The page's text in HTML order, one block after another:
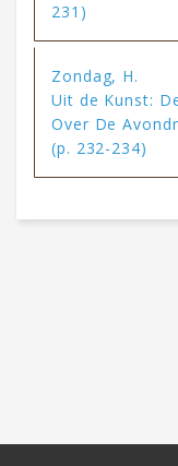
231)
Zondag, H.
Uit de Kunst:
Over De
(p. 232-234)